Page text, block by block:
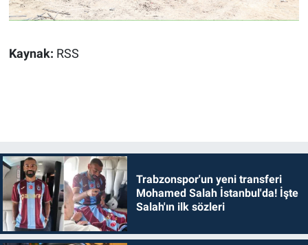
Kaynak: RSS
Trabzonspor'un yeni transferi
Mohamed Salah İstanbul'da! İşte
Salah'ın ilk sözleri